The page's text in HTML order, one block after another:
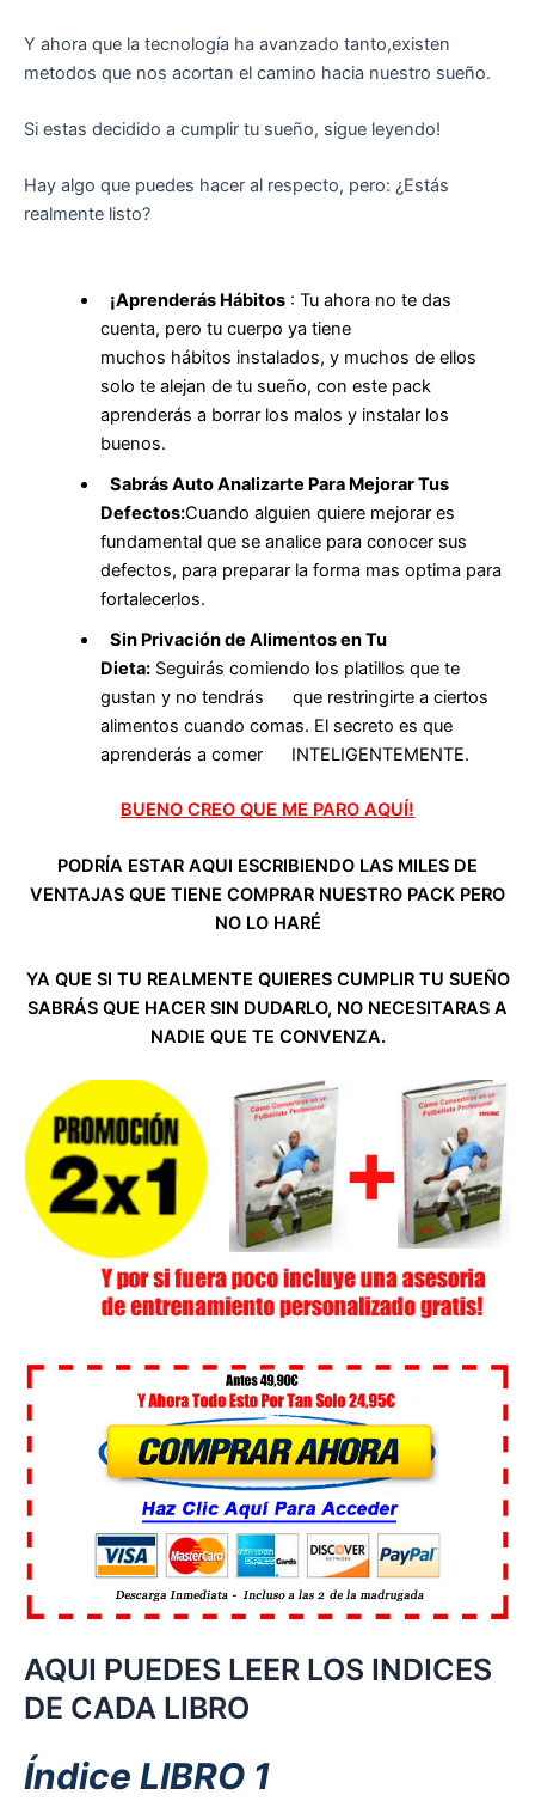
Y ahora que la tecnología ha avanzado tanto,existen
metodos que nos acortan el camino hacia nuestro sueño.
Si estas decidido a cumplir tu sueño, sigue leyendo!
Hay algo que puedes hacer al respecto, pero: ¿Estás
realmente listo?
¡Aprenderás Hábitos: Tu ahora no te das
cuenta, pero tu cuerpo ya tiene
muchos hábitos instalados, y muchos de ellos
solo te alejan de tu sueño, con este pack
aprenderás a borrar los malos y instalar los
buenos.
Sabrás Auto Analizarte Para Mejorar Tus
Defectos:Cuando alguien quiere mejorar es
fundamental que se analice para conocer sus
defectos, para preparar la forma mas optima para
fortalecerlos.
Sin Privación de Alimentos en Tu
Dieta:Seguirás comiendo los platillos que te
gustan y no tendrás que restringirte a ciertos
alimentos cuando comas. El secreto es que
aprenderás a comer INTELIGENTEMENTE.
BUENO CREO QUE ME PARO AQUÍ!
PODRÍA ESTAR AQUI ESCRIBIENDO LAS MILES DE
VENTAJAS QUE TIENE COMPRAR NUESTRO PACK PERO
NO LO HARÉ
YA QUE SI TU REALMENTE QUIERES CUMPLIR TU SUEÑO
SABRÁS QUE HACER SIN DUDARLO, NO NECESITARAS A
NADIE QUE TE CONVENZA.
AQUI PUEDES LEER LOS INDICES
DE CADA LIBRO
Índice LIBRO 1